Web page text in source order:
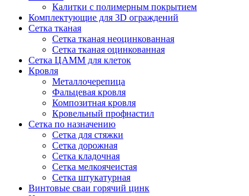
Калитки с полимерным покрытием
Комплектующие для 3D ограждений
Сетка тканая
Сетка тканая неоцинкованная
Сетка тканая оцинкованная
Сетка ЦАММ для клеток
Кровля
Металлочерепица
Фальцевая кровля
Композитная кровля
Кровельный профнастил
Сетка по назначению
Сетка для стяжки
Сетка дорожная
Сетка кладочная
Сетка мелкоячеистая
Сетка штукатурная
Винтовые сваи горячий цинк